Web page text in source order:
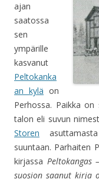
ajan
saatossa
sen
ympärille
kasvanut
Peltokanka
an kylä on
Perhossa. Paikka
talon eli suvun
Storen
suuntaan. Parhaiten
kirjassa Peltokangas
suosion saanut kirja